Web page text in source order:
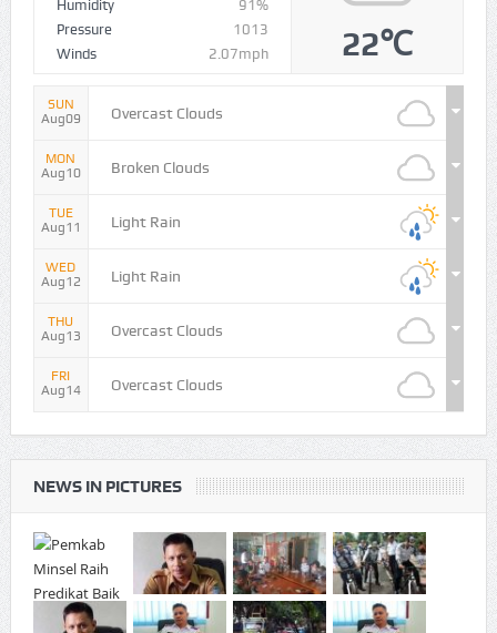
Humidity
91%
Pressure
1013
Winds
2.07mph 22℃
SUN
Aug09
Overcast Clouds
MON
Aug10
Broken Clouds
TUE
Aug11
Light Rain
WED
Aug12
Light Rain
THU
Aug13
Overcast Clouds
FRI
Aug14
Overcast Clouds
NEWS IN PICTURES